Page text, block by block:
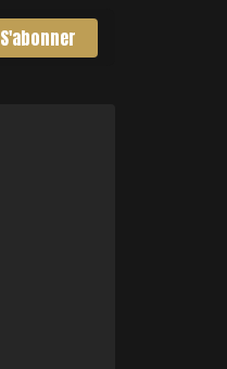
S'abonner